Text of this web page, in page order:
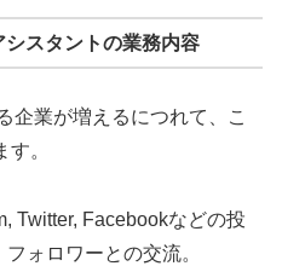
スタントの業務内容
企業が増えるにつれて、こ
。
Twitter, Facebookなどの投
ォロワーとの交流。